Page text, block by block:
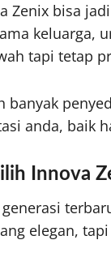
Zenix bisa
keluarga,
tapi tetap
banyak
anda, baik
Innova
elegan,